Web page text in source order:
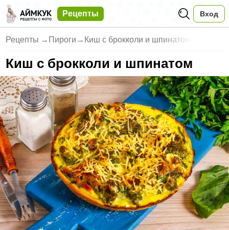
Рецепты Вход
Рецепты → Пироги → Киш с брокколи и шпинатом
Киш с брокколи и шпинатом